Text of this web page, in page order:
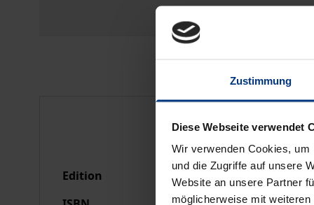
Zustimmung
Diese Webseite verwendet
Wir verwenden Cookies,
und die Zugriffe auf unsere
Website an unsere Partner
möglicherweise mit
Edition
1